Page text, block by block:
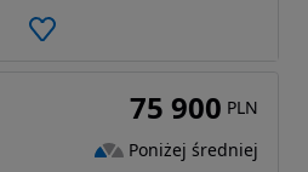
75 900 PLN
Poniżej średniej